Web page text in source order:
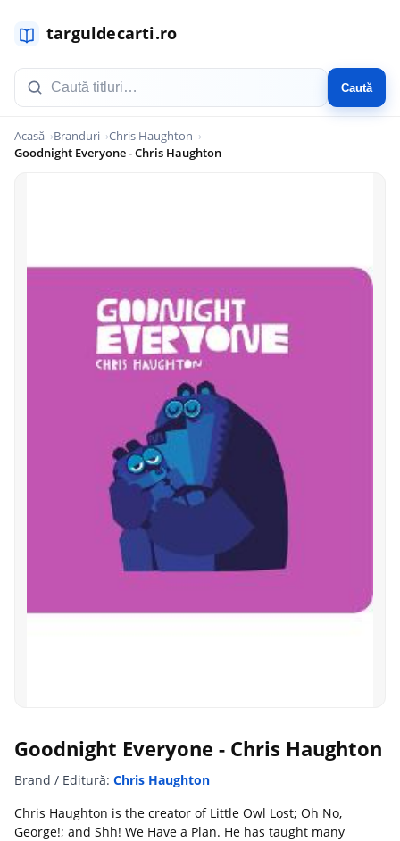
Caută
Acasă Branduri Chris Haughton
Goodnight Everyone - Chris Haughton
Goodnight Everyone - Chris Haughton
Brand / Editură: Chris Haughton
Chris Haughton is the creator of Little Owl Lost; Oh No,
George!; and Shh! We Have a Plan. He has taught many